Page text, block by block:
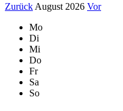
Zurück August 2026 Vor
Mo
Di
Mi
Do
Fr
Sa
So